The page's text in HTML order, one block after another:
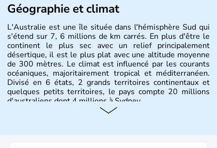
Géographie et climat
L'Australie est une île située dans l'hémisphère Sud qui
s'étend sur 7, 6 millions de km carrés. En plus d'être le
continent le plus sec avec un relief principalement
désertique, il est le plus plat avec une altitude moyenne
de 300 mètres. Le climat est influencé par les courants
océaniques, majoritairement tropical et méditerranéen.
Divisé en 6 états, 2 grands territoires continentaux et
quelques petits territoires, le pays compte 20 millions
d'australiens dont 4 millions à Sydney.